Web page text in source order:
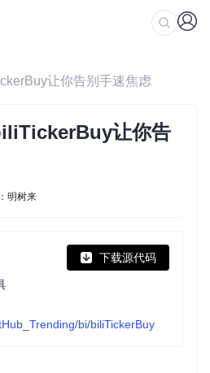
让你告别手速焦虑
让你告
明树来
下载源代码
bi/biliTickerBuy